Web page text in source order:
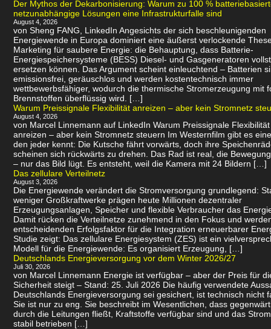
Der Mythos der Dekarbonisierung: Warum zu 100 %
netzunabhängige Lösungen eine Infrastrukturfalle sind
August 4, 2026
von Sheng FANG, LinkedIn Angesichts der sich beschleunigenden
Energiewende in Europa dominiert eine äußerst verlockende
Marketing für saubere Energie: die Behauptung, dass Batterie-
Energiespeichersysteme (BESS) Diesel- und Gasgeneratoren
ersetzen können. Das Argument scheint einleuchtend – Batterien
emissionsfrei, geräuschlos und werden kostentechnisch immer
wettbewerbsfähiger, wodurch die thermische Stromerzeugung mit
Brennstoffen überflüssig wird. […]
Warum Preissignale Flexibilität anreizen – aber kein Stromnetz
August 4, 2026
von Marcel Linnemann auf LinkedIn Warum Preissignale Flexibilität
anreizen – aber kein Stromnetz steuern Im Westernfilm gibt es
den jeder kennt: Die Kutsche fährt vorwärts, doch ihre
scheinen sich rückwärts zu drehen. Das Rad ist real, die
– nur das Bild lügt. Es entsteht, weil die Kamera mit 24 Bildern […]
Das zellulare Verteilnetz
August 3, 2026
Die Energiewende verändert die Stromversorgung grundlegend:
weniger Großkraftwerke prägen heute Millionen dezentraler
Erzeugungsanlagen, Speicher und flexible Verbraucher das
Damit rücken die Verteilnetze zunehmend in den Fokus und
entscheidenden Erfolgsfaktor für die Integration erneuerbarer
Studie zeigt: Das zellulare Energiesystem (ZES) ist ein
Modell für die Energiewende: Es organisiert Erzeugung, […]
Deutschlands Energieversorgung vor dem Winter 2026/27
Juli 30, 2026
von Marcel Linnemann Energie ist verfügbar – aber der Preis für
Sicherheit steigt – Stand: 25. Juli 2026 Die häufig verwendete
Deutschlands Energieversorgung sei gesichert, ist technisch nicht
Sie ist nur zu eng. Sie beschreibt im Wesentlichen, dass
durch die Leitungen fließt, Kraftstoffe verfügbar sind und das
stabil betrieben […]